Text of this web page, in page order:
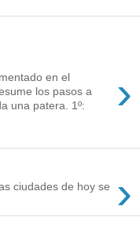
›
en el
los pasos a
una patera. 1º:
›
ciudades de hoy se